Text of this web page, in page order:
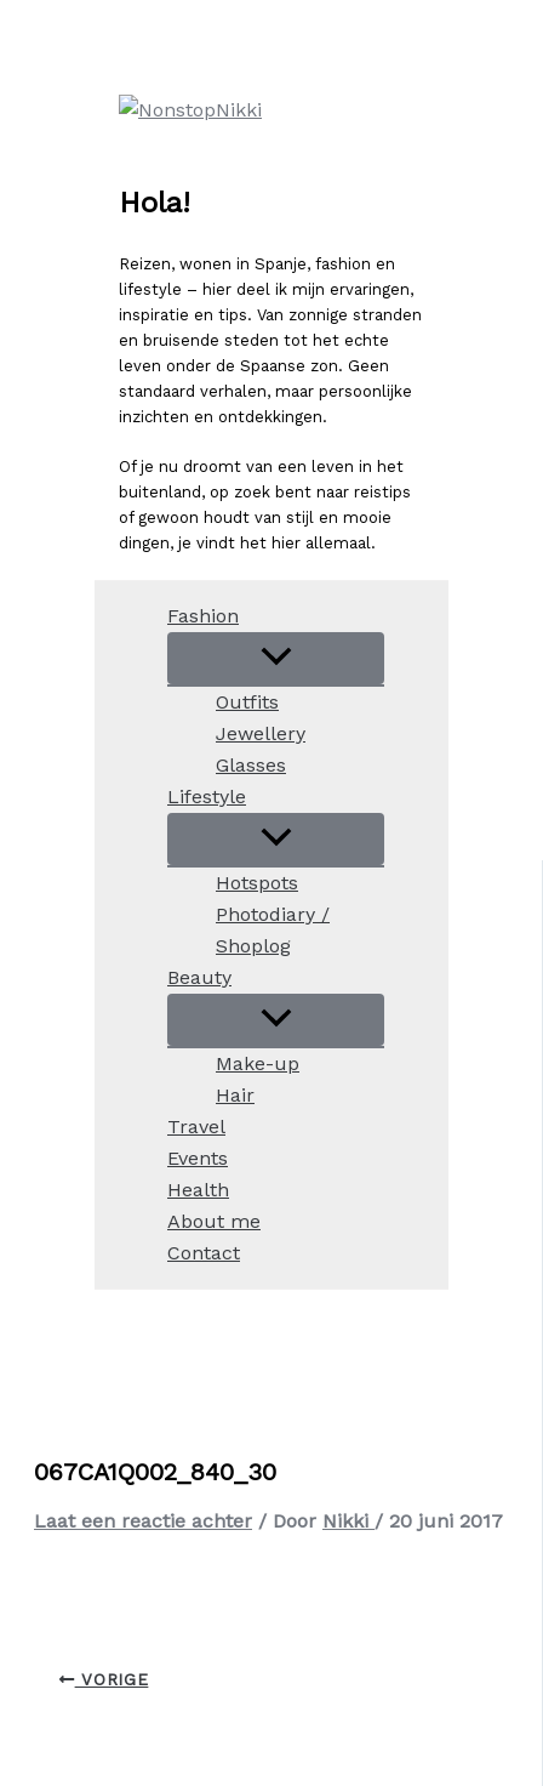
Hola!
Reizen, wonen in Spanje, fashion en
lifestyle – hier deel ik mijn ervaringen,
inspiratie en tips. Van zonnige stranden
en bruisende steden tot het echte
leven onder de Spaanse zon. Geen
standaard verhalen, maar persoonlijke
inzichten en ontdekkingen.
Of je nu droomt van een leven in het
buitenland, op zoek bent naar reistips
of gewoon houdt van stijl en mooie
dingen, je vindt het hier allemaal.
Fashion
Outfits
Jewellery
Glasses
Lifestyle
Hotspots
Photodiary /
Shoplog
Beauty
Make-up
Hair
Travel
Events
Health
About me
Contact
067CA1Q002_840_30
Laat een reactie achter / Door Nikki / 20 juni 2017
VORIGE